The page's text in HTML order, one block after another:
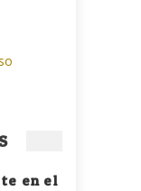
en el